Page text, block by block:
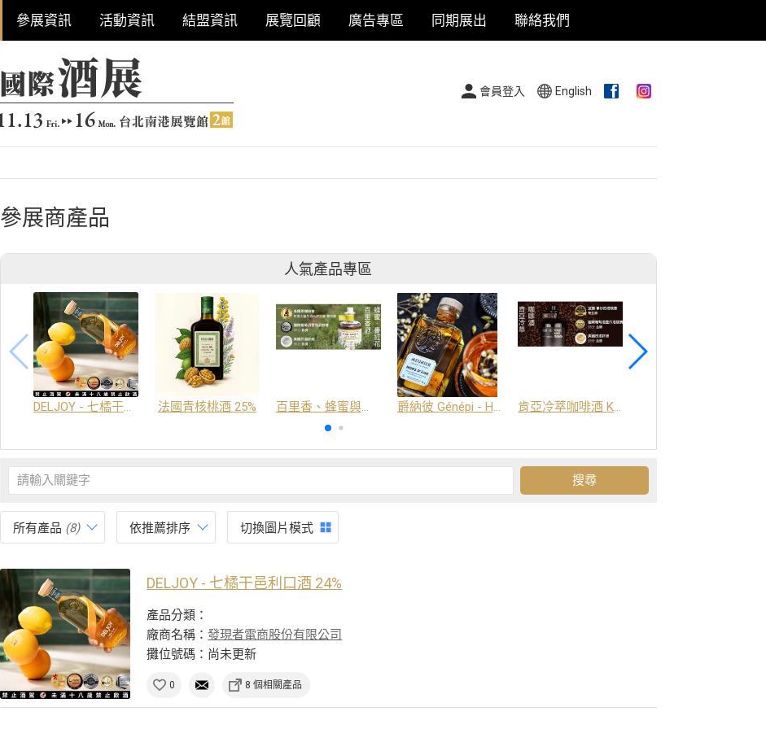
參展資訊 活動資訊 結盟資訊 展覽回顧 廣告專區 同期展出 聯絡我們
會員登入 English
參展商產品
人氣產品專區
DELJOY - 七橘干邑利口酒 24% 法國青核桃酒 25% 百里香、蜂蜜與番紅花酒 爵納彼 Génépi - Hors d'Age (橡木桶陳釀) -阿爾卑斯山草本酒 肯亞冷萃咖啡酒 Kenya Coffee Brew
所有產品 (8) 依推薦排序 切換圖片模式
DELJOY - 七橘干邑利口酒 24%
產品分類：
廠商名稱：發現者電商股份有限公司
攤位號碼：尚未更新
0 8 個相關產品